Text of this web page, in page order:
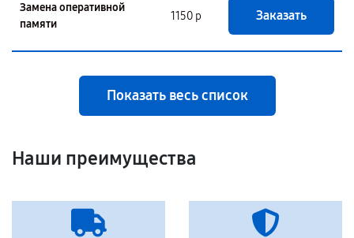
Замена оперативной
памяти
1150 р Заказать
Показать весь список
Наши преимущества